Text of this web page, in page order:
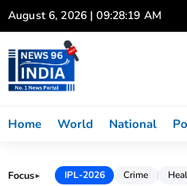
Skip
to
content
August 6, 2026 | 09:28:20 AM
Home World National
Focus► IPL-2026 Crime